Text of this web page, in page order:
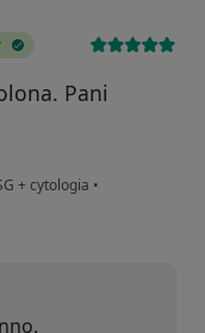
Pani
+ cytologia •